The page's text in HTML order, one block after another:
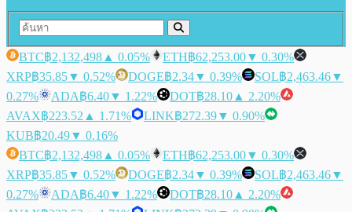
BTC฿2,132,498 ▲ 0.05% ETH฿62,253.00▼ 0.30%
XRP฿35.85▼ 0.52% DOGE฿2.34▼ 0.39% SOL฿2,463.46▼
0.27%
ADA฿6.40▼ 1.22% DOT฿28.10 ▲ 2.20%
AVAX฿223.52 ▲ 1.71% LINK฿272.39▼ 0.90%
KUB฿20.49▼ 0.16%
BTC฿2,132,498 ▲ 0.05% ETH฿62,253.00▼ 0.30%
XRP฿35.85▼ 0.52% DOGE฿2.34▼ 0.39% SOL฿2,463.46▼
0.27%
ADA฿6.40▼ 1.22% DOT฿28.10 ▲ 2.20%